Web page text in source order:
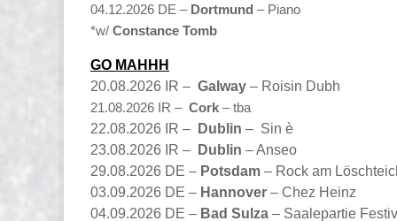
04.12.2026 DE – Dortmund – Piano
*w/ Constance Tomb
GO MAHHH
20.08.2026 IR – Galway – Roisin Dubh
21.08.2026 IR – Cork – tba
22.08.2026 IR –
Dublin – Sin è
23.08.2026 IR –
Dublin – Anseo
29.08.2026 DE – Potsdam – Rock am
03.09.2026 DE – Hannover – Chez Heinz
04.09.2026 DE – Bad Sulza – Saalepartie